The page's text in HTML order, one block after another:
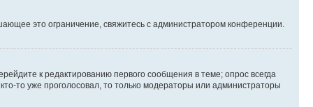
это ограничение, свяжитесь с администратором конференции.
к редактированию первого сообщения в теме; опрос всегда
то уже проголосовал, то только модераторы или администраторы